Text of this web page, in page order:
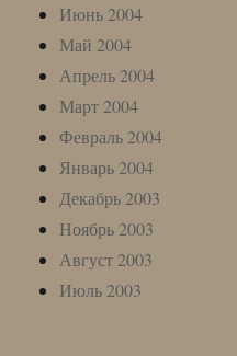
Июнь 2004
Май 2004
Апрель 2004
Март 2004
Февраль 2004
Январь 2004
Декабрь 2003
Ноябрь 2003
Август 2003
Июль 2003